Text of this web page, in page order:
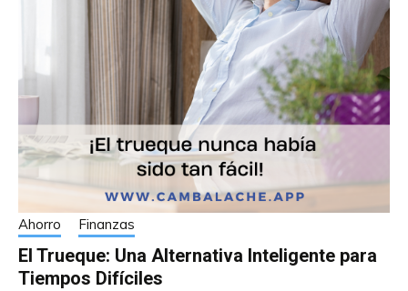
Ahorro Finanzas
El Trueque: Una Alternativa Inteligente para
Tiempos Difíciles